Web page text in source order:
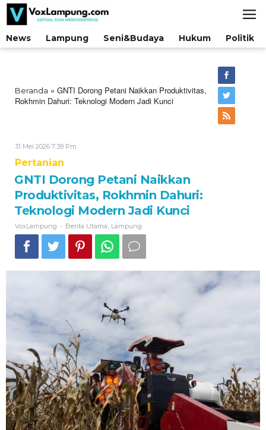
Lewati
konten
News
Lampung Seni&Budaya Hukum Politik
Beranda » GNTI Dorong Petani Naikkan Produktivitas,
Rokhmin Dahuri: Teknologi Modern Jadi Kunci
31 Mei 2026 7:39 Pm
Pertanian
GNTI Dorong Petani Naikkan
Produktivitas, Rokhmin Dahuri:
Teknologi Modern Jadi Kunci
VoxLampung - Berita Utama Lampung